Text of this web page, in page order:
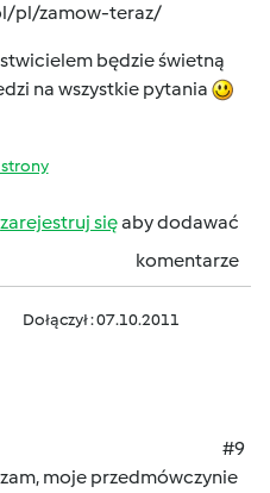
pl/zamow-teraz/
będzie świetną
na wszystkie pytania
zarejestruj sięaby dodawać
komentarze
Dołączył : 07.10.2011
#9
moje przedmówczynie